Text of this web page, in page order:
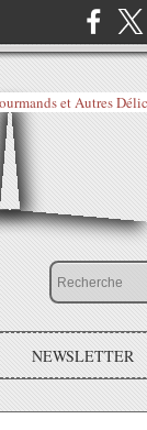
NEWSLETTER